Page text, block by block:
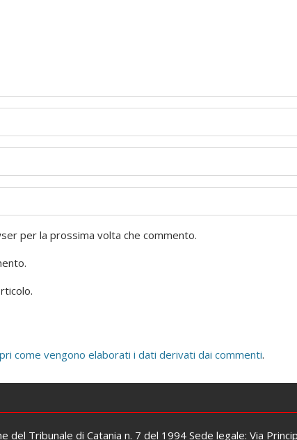
per la prossima volta che commento.
come vengono elaborati i dati derivati dai commenti.
del Tribunale di Catania n. 7 del 1994 Sede legale: Via